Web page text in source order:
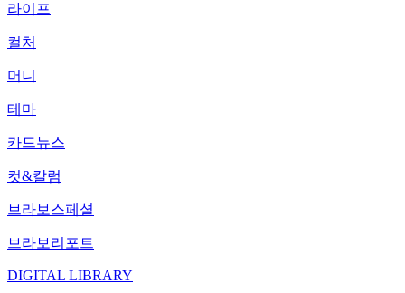
라이프
컬처
머니
테마
카드뉴스
컷&칼럼
브라보스페셜
브라보리포트
DIGITAL LIBRARY